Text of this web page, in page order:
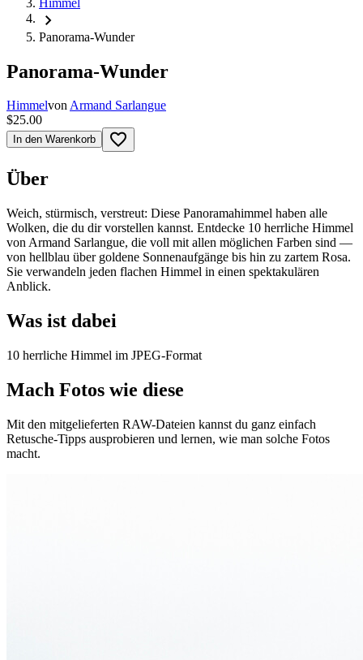
chevron_right
Panorama-Wunder
Panorama-Wunder
HimmelvonArmand Sarlangue
$25.00
In den Warenkorb favorite_border
Über
Weich, stürmisch, verstreut: Diese Panoramahimmel haben alle
Wolken, die du dir vorstellen kannst. Entdecke 10 herrliche Himmel
von Armand Sarlangue, die voll mit allen möglichen Farben sind —
von hellblau über goldene Sonnenaufgänge bis hin zu zartem Rosa.
Sie verwandeln jeden flachen Himmel in einen spektakulären
Anblick.
Was ist dabei
10 herrliche Himmel im JPEG-Format
Mach Fotos wie diese
Mit den mitgelieferten RAW-Dateien kannst du ganz einfach
Retusche-Tipps ausprobieren und lernen, wie man solche Fotos
macht.